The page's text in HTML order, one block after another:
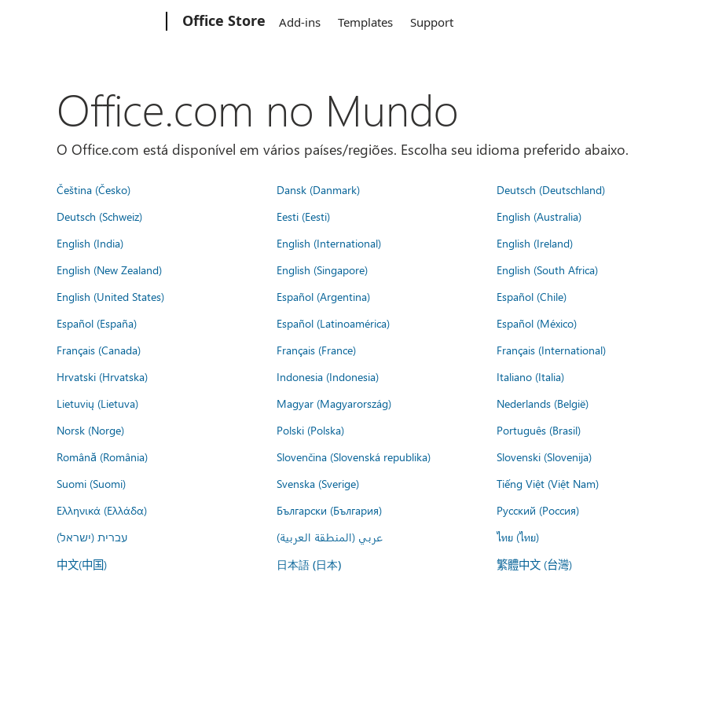
Office Store Add-ins Templates Support
Office.com no Mundo
O Office.com está disponível em vários países/regiões. Escolha seu idioma preferido abaixo.
Čeština (Česko) Dansk (Danmark)
Deutsch (Deutschland)
Deutsch (Schweiz)
Eesti (Eesti)
English (Australia)
English (India)
English (International)
English (Ireland)
English (New Zealand)
English (Singapore)
English (South Africa)
English (United States)
Español (Argentina)
Español (Chile)
Español (España)
Español (Latinoamérica)
Español (México)
Français (Canada)
Français (France)
Français (International)
Hrvatski (Hrvatska)
Indonesia (Indonesia)
Italiano (Italia)
Lietuvių (Lietuva)
Magyar (Magyarország)
Nederlands (België)
Norsk (Norge)
Polski (Polska)
Português (Brasil)
Română (România)
Slovenčina (Slovenská republika)
Slovenski (Slovenija)
Suomi (Suomi)
Svenska (Sverige)
Tiếng Việt (Việt Nam)
Ελληνικά (Ελλάδα)
Български (България)
Русский (Россия)
עברית (ישראל)
عربي (المنطقة العربية)
ไทย (ไทย)
中文(中国)
日本語 (日本) 繁體中文 (台灣)